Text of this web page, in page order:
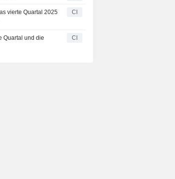
vierte Quartal 2025
CI
Quartal und die
CI